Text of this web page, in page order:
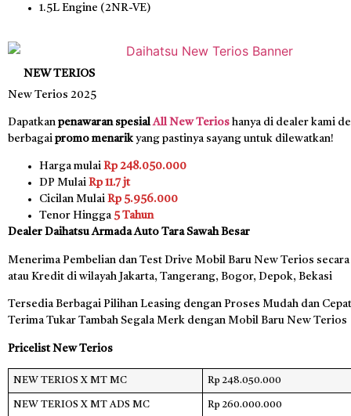
1.5L Engine (2NR-VE)
NEW TERIOS
New Terios 2025
Dapatkan penawaran spesial All New Terios hanya di dealer kami
berbagai promo menarik yang pastinya sayang untuk dilewatkan!
Harga mulai Rp 248.050.000
DP Mulai Rp 11.7 jt
Cicilan Mulai Rp 5.956.000
Tenor Hingga 5 Tahun
Dealer Daihatsu Armada Auto Tara Sawah Besar
Menerima Pembelian dan Test Drive Mobil Baru New Terios secara
atau Kredit di wilayah Jakarta, Tangerang, Bogor, Depok, Bekasi
Tersedia Berbagai Pilihan Leasing dengan Proses Mudah dan
Terima Tukar Tambah Segala Merk dengan Mobil Baru New Terios
Pricelist New Terios
NEW TERIOS X MT MC Rp 248.050.000
NEW TERIOS X MT ADS MC Rp 260.000.000